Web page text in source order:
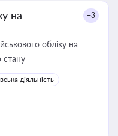
на
+3
обліку на
стану
діяльність